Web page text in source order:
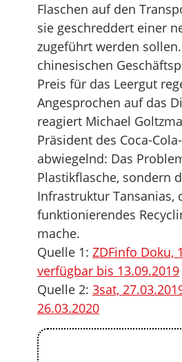
Flaschen auf den
sie geschreddert einer
zugeführt werden
chinesischen
Preis für das Leergut
Angesprochen auf das
reagiert Michael
Präsident des Coca-
abwiegelnd: Das
Plastikflasche, sondern
Infrastruktur Tansanias,
funktionierendes
mache.
Quelle 1: ZDFinfo Doku,
verfügbar bis 13.09.2019
Quelle 2: 3sat,
26.03.2020